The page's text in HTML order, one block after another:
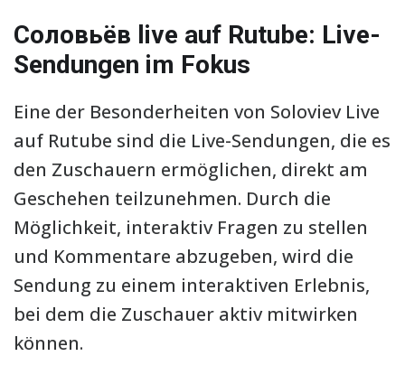
Соловьёв live auf Rutube: Live-
Sendungen im Fokus
Eine der Besonderheiten von Soloviev Live
auf Rutube sind die Live-Sendungen, die es
den Zuschauern ermöglichen, direkt am
Geschehen teilzunehmen. Durch die
Möglichkeit, interaktiv Fragen zu stellen
und Kommentare abzugeben, wird die
Sendung zu einem interaktiven Erlebnis,
bei dem die Zuschauer aktiv mitwirken
können.